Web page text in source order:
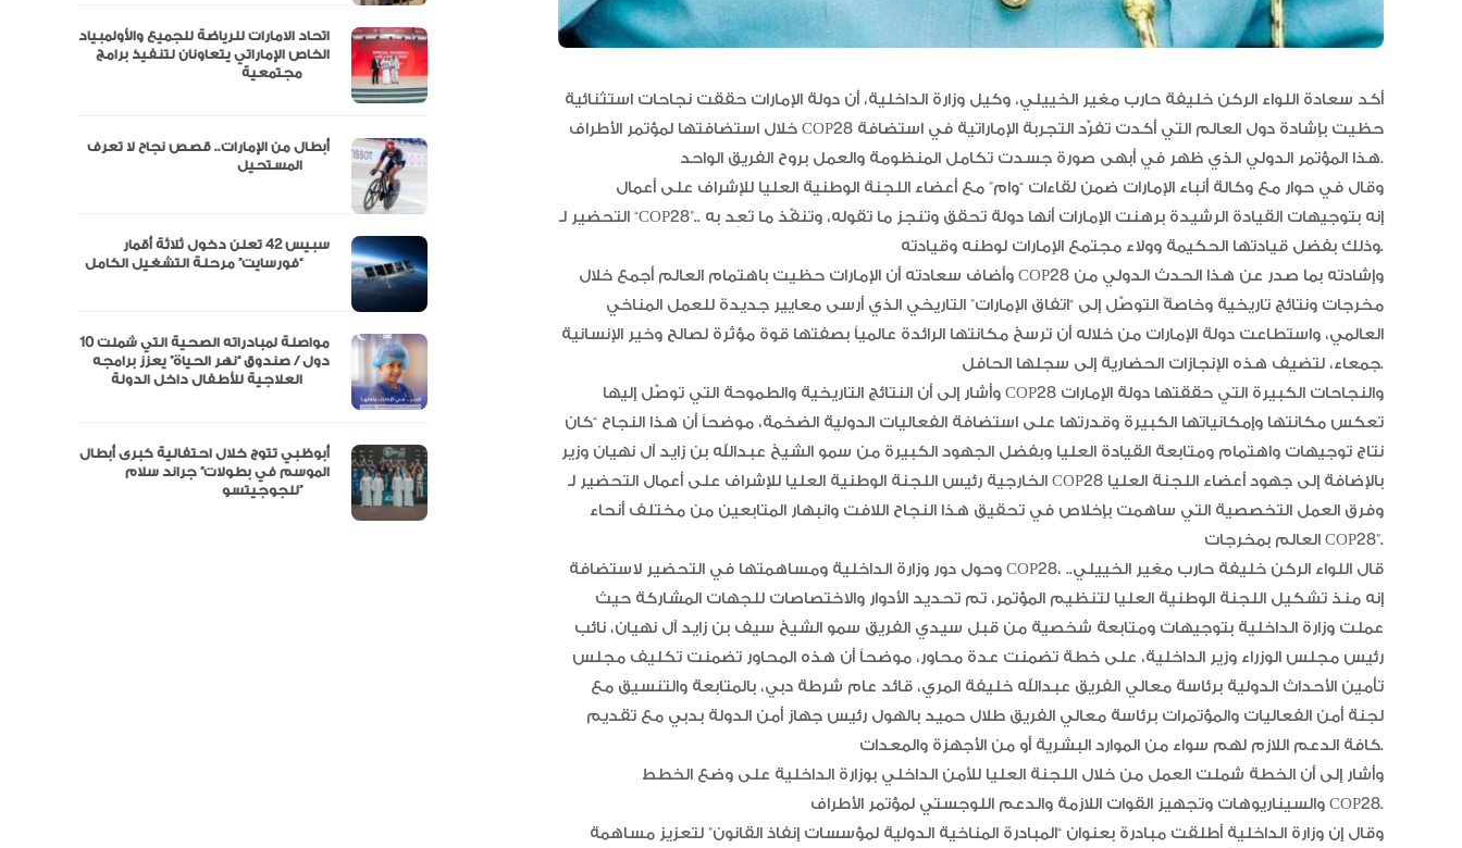
أكد سعادة اللواء الركن خليفة حارب مغير الخييلي، وكيل وزارة الداخلية، أن دولة الإمارات حققت نجاحات استثنائية
خلال استضافتها لمؤتمر الأطراف COP28 حظيت بإشادة دول العالم التي أكدت تفرّد التجربة الإماراتية في استضافة
هذا المؤتمر الدولي الذي ظهر في أبهى صورة جسدت تكامل المنظومة والعمل بروح الفريق الواحد.
وقال في حوار مع وكالة أنباء الإمارات ضمن لقاءات “وام” مع أعضاء اللجنة الوطنية العليا للإشراف على أعمال
التحضير لـ “COP28”.. إنه بتوجيهات القيادة الرشيدة برهنت الإمارات أنها دولة تحقق وتنجز ما تقوله، وتنفّذ ما تَعِد به
وذلك بفضل قيادتها الحكيمة وولاء مجتمع الإمارات لوطنه وقيادته.
وأضاف سعادته أن الإمارات حظيت باهتمام العالم أجمع خلال COP28 وإشادته بما صدر عن هذا الحدث الدولي من
مخرجات ونتائج تاريخية وخاصةً التوصّل إلى “اتفاق الإمارات” التاريخي الذي أرسى معايير جديدة للعمل المناخي
العالمي، واستطاعت دولة الإمارات من خلاله أن ترسخ مكانتها الرائدة عالمياً بصفتها قوة مؤثرة لصالح وخير الإنسانية
جمعاء، لتضيف هذه الإنجازات الحضارية إلى سجلها الحافل.
وأشار إلى أن النتائج التاريخية والطموحة التي توصّل إليها COP28 والنجاحات الكبيرة التي حققتها دولة الإمارات
تعكس مكانتها وإمكانياتها الكبيرة وقدرتها على استضافة الفعاليات الدولية الضخمة، موضحاً أن هذا النجاح “كان
نتاج توجيهات واهتمام ومتابعة القيادة العليا وبفضل الجهود الكبيرة من سمو الشيخ عبدالله بن زايد آل نهيان وزير
الخارجية رئيس اللجنة الوطنية العليا للإشراف على أعمال التحضير لـ COP28 بالإضافة إلى جهود أعضاء اللجنة العليا
وفرق العمل التخصصية التي ساهمت بإخلاص في تحقيق هذا النجاح اللافت وانبهار المتابعين من مختلف أنحاء
العالم بمخرجات COP28”.
وحول دور وزارة الداخلية ومساهمتها في التحضير لاستضافة COP28، قال اللواء الركن خليفة حارب مغير الخييلي..
إنه منذ تشكيل اللجنة الوطنية العليا لتنظيم المؤتمر، تم تحديد الأدوار والاختصاصات للجهات المشاركة حيث
عملت وزارة الداخلية بتوجيهات ومتابعة شخصية من قبل سيدي الفريق سمو الشيخ سيف بن زايد آل نهيان، نائب
رئيس مجلس الوزراء وزير الداخلية، على خطة تضمنت عدة محاور، موضحاً أن هذه المحاور تضمنت تكليف مجلس
تأمين الأحداث الدولية برئاسة معالي الفريق عبدالله خليفة المري، قائد عام شرطة دبي، بالمتابعة والتنسيق مع
لجنة أمن الفعاليات والمؤتمرات برئاسة معالي الفريق طلال حميد بالهول رئيس جهاز أمن الدولة بدبي مع تقديم
كافة الدعم اللازم لهم سواء من الموارد البشرية أو من الأجهزة والمعدات.
وأشار إلى أن الخطة شملت العمل من خلال اللجنة العليا للأمن الداخلي بوزارة الداخلية على وضع الخطط
والسيناريوهات وتجهيز القوات اللازمة والدعم اللوجستي لمؤتمر الأطراف COP28.
وقال إن وزارة الداخلية أطلقت مبادرة بعنوان “المبادرة المناخية الدولية لمؤسسات إنفاذ القانون” لتعزيز مساهمة
اتحاد الامارات للرياضة للجميع والأولمبياد
الخاص الإماراتي يتعاونان لتنفيذ برامج
أبطال من الإمارات.. قصص نجاح لا تعرف
سبيس 42 تعلن دخول ثلاثة أقمار
“فورسايت” مرحلة التشغيل الكامل
مواصلة لمبادراته الصحية التي شملت 10
دول / صندوق “نهر الحياة” يعزز برامجه
أبوظبي تتوج خلال احتفالية كبرى أبطال
الموسم في بطولات” جراند سلام
للجوجيتسو”
الإمارات ترسخ ريادتها العالمية في اعتماد
الخيل العربية بزيادة بطولاتها المصنفة